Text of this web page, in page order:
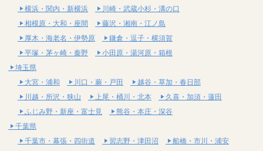
横浜・関内・新横浜
川崎・武蔵小杉・溝の口
相模原・大和・座間
藤沢・湘南・江ノ島
厚木・海老名・伊勢原
鎌倉・逗子・横須賀
平塚・茅ヶ崎・秦野
小田原・湯河原・箱根
埼玉県
大宮・浦和
川口・蕨・戸田
越谷・草加・春日部
川越・所沢・狭山
上尾・桶川・北本
久喜・加須・蓮田
ふじみ野・新座・富士見
熊谷・本庄・深谷
千葉県
千葉市・幕張・四街道
習志野・津田沼
船橋・市川・浦安